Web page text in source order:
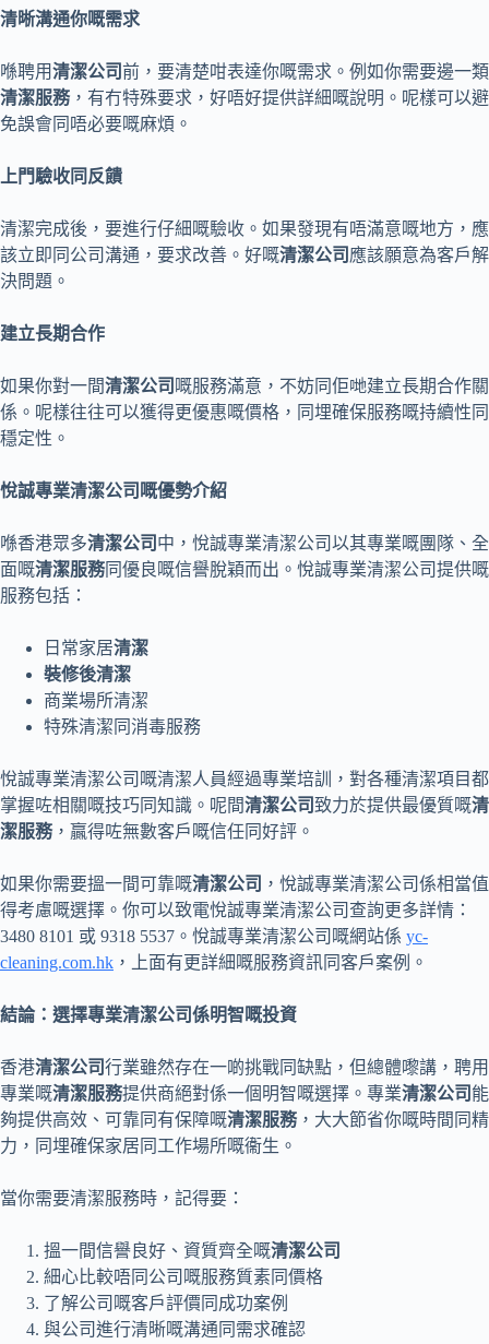
清晰溝通你嘅需求
喺聘用清潔公司前，要清楚咁表達你嘅需求。例如你需要邊一類
清潔服務，有冇特殊要求，好唔好提供詳細嘅說明。呢樣可以避
免誤會同唔必要嘅麻煩。
上門驗收同反饋
清潔完成後，要進行仔細嘅驗收。如果發現有唔滿意嘅地方，應
該立即同公司溝通，要求改善。好嘅清潔公司 應該願意為客戶解
決問題。
建立長期合作
如果你對一間清潔公司 嘅服務滿意，不妨同佢哋建立長期合作關
係。呢樣往往可以獲得更優惠嘅價格，同埋確保服務嘅持續性同
穩定性。
悅誠專業清潔公司嘅優勢介紹
喺香港眾多清潔公司 中，悅誠專業清潔公司以其專業嘅團隊、全
面嘅清潔服務同優良嘅信譽脫穎而出。悅誠專業清潔公司提供嘅
服務包括：
日常家居清潔
裝修後清潔
商業場所清潔
特殊清潔同消毒服務
悅誠專業清潔公司嘅清潔人員經過專業培訓，對各種清潔項目都
掌握咗相關嘅技巧同知識。呢間清潔公司 致力於提供最優質嘅清
潔服務，贏得咗無數客戶嘅信任同好評。
如果你需要搵一間可靠嘅清潔公司 ，悅誠專業清潔公司係相當值
得考慮嘅選擇。你可以致電悅誠專業清潔公司查詢更多詳情：
3480 8101 或 9318 5537。悅誠專業清潔公司嘅網站係 yc-
cleaning.com.hk ，上面有更詳細嘅服務資訊同客戶案例。
結論：選擇專業清潔公司係明智嘅投資
香港清潔公司行業雖然存在一啲挑戰同缺點，但總體嚟講，聘用
專業嘅清潔服務提供商絕對係一個明智嘅選擇。專業清潔公司 能
夠提供高效、可靠同有保障嘅清潔服務，大大節省你嘅時間同精
力，同埋確保家居同工作場所嘅衞生。
當你需要清潔服務時，記得要：
搵一間信譽良好、資質齊全嘅清潔公司
細心比較唔同公司嘅服務質素同價格
了解公司嘅客戶評價同成功案例
與公司進行清晰嘅溝通同需求確認